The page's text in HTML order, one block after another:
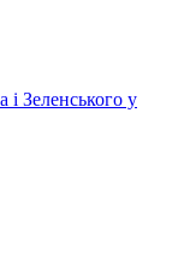
і Зеленського у